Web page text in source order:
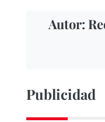
Autor:
Publicidad